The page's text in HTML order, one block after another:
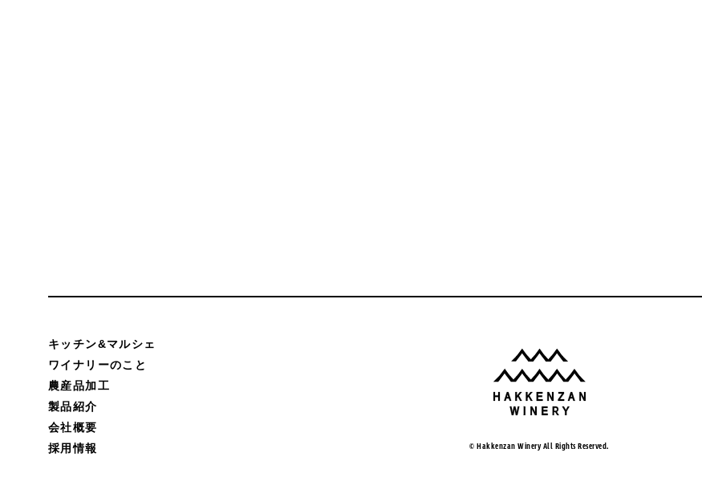
キッチン&マルシェ
ワイナリーのこと
農産品加工
製品紹介
会社概要
採用情報
© Hakkenzan Winery All Rights Reserved.